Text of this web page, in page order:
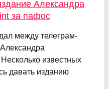
Александра
за пафос
между телеграм-
известных
давать изданию